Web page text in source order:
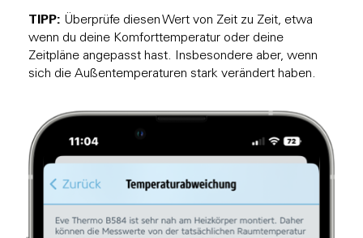
TIPP: Überprüfe diesen Wert von Zeit zu Zeit, etwa
wenn du deine Komforttemperatur oder deine
Zeitpläne angepasst hast. Insbesondere aber, wenn
sich die Außentemperaturen stark verändert haben.